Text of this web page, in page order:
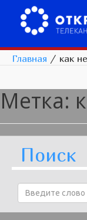
Главная / как
Метка:
Поиск